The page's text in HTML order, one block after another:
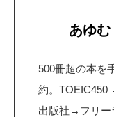
あゆ
500冊超の本を
約。TOEIC450
出版社→フリー